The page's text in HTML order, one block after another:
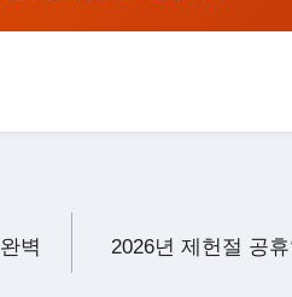
벽
2026년 제헌절 공